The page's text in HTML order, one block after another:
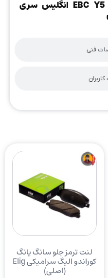
فنی
لنت ترمز جلو دایون EBC Y5 انگلیس سری
لنت ترمز جلو سانگ یانگ
کوراندو الیگ سرامیکی Elig
(اصلی)